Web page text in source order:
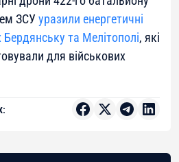
ЗСУ уразили енергетичні
та Мелітополі, які
для військових